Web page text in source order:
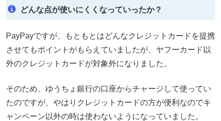
どんな点が使いにくくなっていったか？
PayPayですが、もともとはどんなクレジットカードを提携
させてもポイントがもらえていましたが、ヤフーカード以
外のクレジットカードが対象外になりました。
そのため、ゆうちょ銀行の口座からチャージして使ってい
たのですが、やはりクレジットカードの方が便利なのでキ
ャンペーン以外の時は使わないようになっていました。